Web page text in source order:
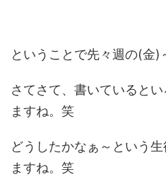
ということで先々週の(金)
さてさて、書いていると
ますね。笑
どうしたかなぁ～という
ますね。笑